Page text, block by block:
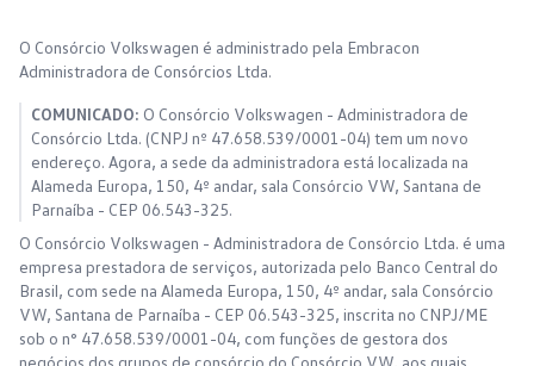
O Consórcio Volkswagen é administrado pela Embracon
Administradora de Consórcios Ltda.
COMUNICADO: O Consórcio Volkswagen - Administradora de
Consórcio Ltda. (CNPJ nº 47.658.539/0001-04) tem um novo
endereço. Agora, a sede da administradora está localizada na
Alameda Europa, 150, 4º andar, sala Consórcio VW, Santana de
Parnaíba - CEP 06.543-325.
O Consórcio Volkswagen - Administradora de Consórcio Ltda. é uma
empresa prestadora de serviços, autorizada pelo Banco Central do
Brasil, com sede na Alameda Europa, 150, 4º andar, sala Consórcio
VW, Santana de Parnaíba - CEP 06.543-325, inscrita no CNPJ/ME
sob o n° 47.658.539/0001-04, com funções de gestora dos
negócios dos grupos de consórcio do Consórcio VW, aos quais